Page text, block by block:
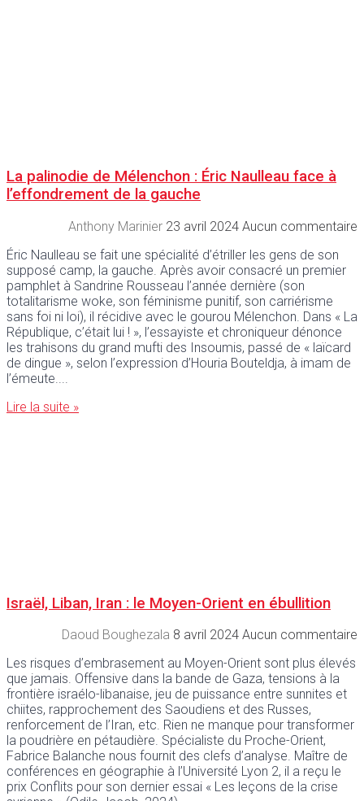
La palinodie de Mélenchon : Éric Naulleau face à
l’effondrement de la gauche
Anthony Marinier 23 avril 2024 Aucun commentaire
Éric Naulleau se fait une spécialité d’étriller les gens de son
supposé camp, la gauche. Après avoir consacré un premier
pamphlet à Sandrine Rousseau l’année dernière (son
totalitarisme woke, son féminisme punitif, son carriérisme
sans foi ni loi), il récidive avec le gourou Mélenchon. Dans « La
République, c’était lui ! », l’essayiste et chroniqueur dénonce
les trahisons du grand mufti des Insoumis, passé de « laïcard
de dingue », selon l’expression d’Houria Bouteldja, à imam de
l’émeute.
Lire la suite »
Israël, Liban, Iran : le Moyen-Orient en ébullition
Daoud Boughezala 8 avril 2024 Aucun commentaire
Les risques d’embrasement au Moyen-Orient sont plus élevés
que jamais. Offensive dans la bande de Gaza, tensions à la
frontière israélo-libanaise, jeu de puissance entre sunnites et
chiites, rapprochement des Saoudiens et des Russes,
renforcement de l’Iran, etc. Rien ne manque pour transformer
la poudrière en pétaudière. Spécialiste du Proche-Orient,
Fabrice Balanche nous fournit des clefs d’analyse. Maître de
conférences en géographie à l’Université Lyon 2, il a reçu le
prix Conflits pour son dernier essai « Les leçons de la crise